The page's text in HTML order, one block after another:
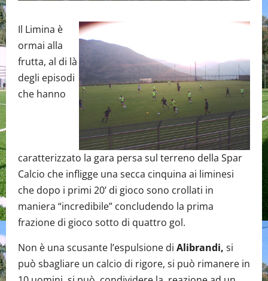
Il Limina è
ormai alla
frutta, al di là
degli episodi
che hanno
caratterizzato la gara persa sul terreno della Spar
Calcio che infligge una secca cinquina ai liminesi
che dopo i primi 20’ di gioco sono crollati in
maniera “incredibile” concludendo la prima
frazione di gioco sotto di quattro gol.
Non è una scusante l’espulsione di Alibrandi, si
può sbagliare un calcio di rigore, si può rimanere in